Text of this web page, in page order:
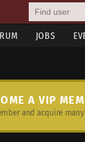
JOBS
A VIP
and acquire